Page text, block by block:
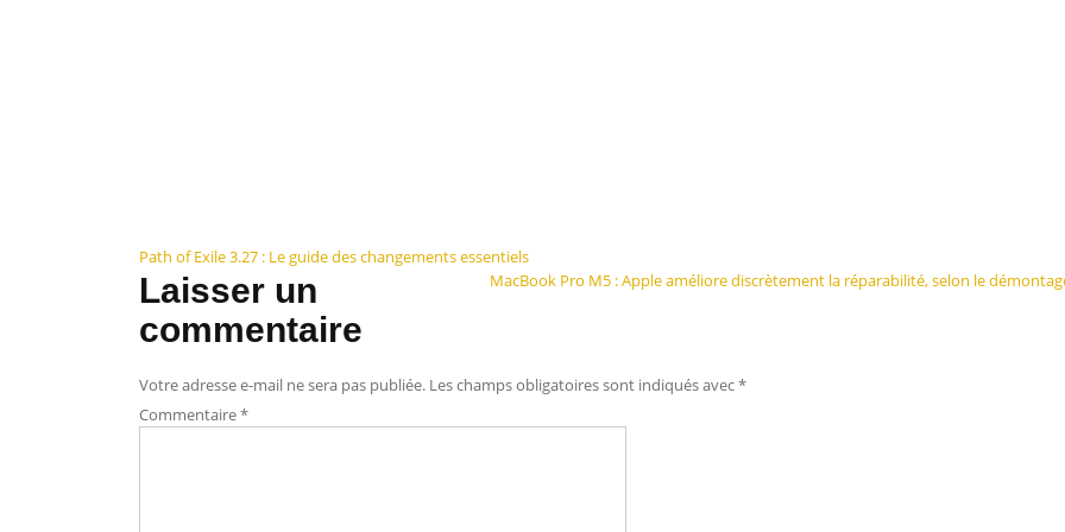
Navigation
de
l’article
Path of Exile 3.27 : Le guide des changements essentiels
MacBook Pro M5 : Apple améliore discrètement la réparabilité, selon le
Laisser un
commentaire
Votre adresse e-mail ne sera pas publiée. Les champs obligatoires sont indiqués avec*
Commentaire*